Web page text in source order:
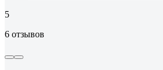
5
6 отзывов